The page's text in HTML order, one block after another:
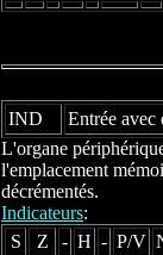
IND
Entrée avec
L'organe
l'emplacement
décrémentés.
Indicateurs:
S
Z - H - P/V